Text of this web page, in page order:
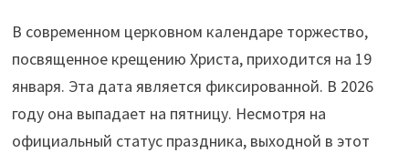
В современном церковном календаре торжество,
посвященное крещению Христа, приходится на 19
января. Эта дата является фиксированной. В 2026
году она выпадает на пятницу. Несмотря на
официальный статус праздника, выходной в этот